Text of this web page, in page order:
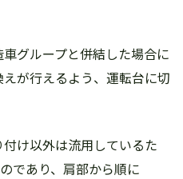
グループと併結した場合に
が行えるよう、運転台に切
け以外は流用しているた
であり、肩部から順に